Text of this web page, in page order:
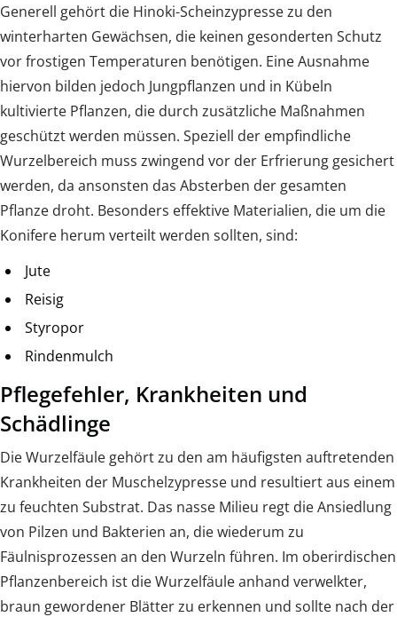
Generell gehört die Hinoki-Scheinzypresse zu den
winterharten Gewächsen, die keinen gesonderten Schutz
vor frostigen Temperaturen benötigen. Eine Ausnahme
hiervon bilden jedoch Jungpflanzen und in Kübeln
kultivierte Pflanzen, die durch zusätzliche Maßnahmen
geschützt werden müssen. Speziell der empfindliche
Wurzelbereich muss zwingend vor der Erfrierung gesichert
werden, da ansonsten das Absterben der gesamten
Pflanze droht. Besonders effektive Materialien, die um die
Konifere herum verteilt werden sollten, sind:
Jute
Reisig
Styropor
Rindenmulch
Pflegefehler, Krankheiten und
Schädlinge
Die Wurzelfäule gehört zu den am häufigsten auftretenden
Krankheiten der Muschelzypresse und resultiert aus einem
zu feuchten Substrat. Das nasse Milieu regt die Ansiedlung
von Pilzen und Bakterien an, die wiederum zu
Fäulnisprozessen an den Wurzeln führen. Im oberirdischen
Pflanzenbereich ist die Wurzelfäule anhand verwelkter,
braun gewordener Blätter zu erkennen und sollte nach der